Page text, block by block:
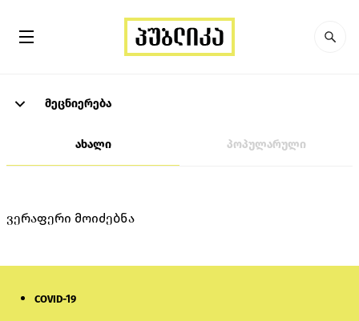
მეცნიერება
ახალი პოპულარული
ვერაფერი მოიძებნა
COVID-19